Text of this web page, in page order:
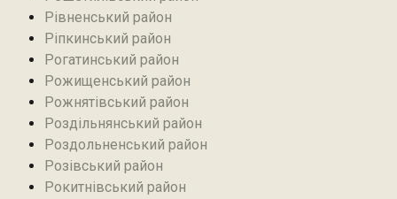
Рівненський район
Ріпкинський район
Рогатинський район
Рожищенський район
Рожнятівський район
Роздільнянський район
Роздольненський район
Розівський район‎
Рокитнівський район